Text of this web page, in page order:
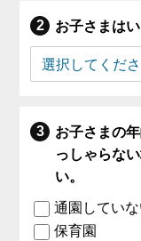
お子さまは
お子さまの
っしゃらな
い。
通園してい
保育園